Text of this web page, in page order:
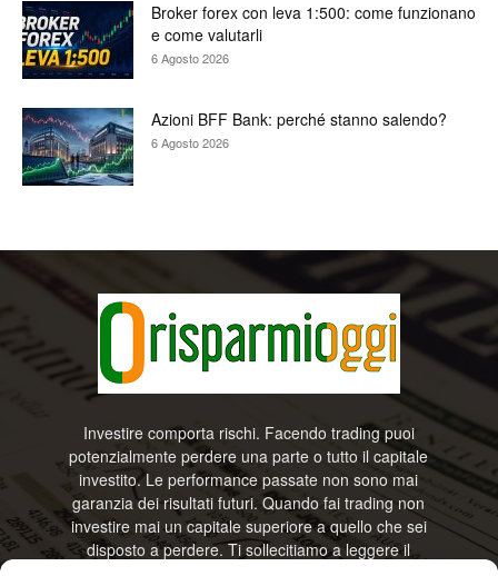
Broker forex con leva 1:500: come funzionano
e come valutarli
6 Agosto 2026
Azioni BFF Bank: perché stanno salendo?
6 Agosto 2026
Investire comporta rischi. Facendo trading puoi
potenzialmente perdere una parte o tutto il capitale
investito. Le performance passate non sono mai
garanzia dei risultati futuri. Quando fai trading non
investire mai un capitale superiore a quello che sei
disposto a perdere. Ti sollecitiamo a leggere il